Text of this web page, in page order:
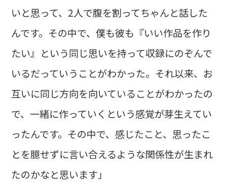
いと思って、2人で腹を割ってちゃんと話した
んです。その中で、僕も彼も『いい作品を作り
たい』という同じ思いを持って収録にのぞんで
いるだっていうことがわかった。それ以来、お
互いに同じ方向を向いていることがわかったの
で、一緒に作っていくという感覚が芽生えてい
ったんです。その中で、感じたこと、思ったこ
とを臆せずに言い合えるような関係性が生まれ
たのかなと思います」